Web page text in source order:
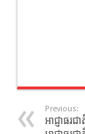
Previous:
អាជ្ញាធរជ